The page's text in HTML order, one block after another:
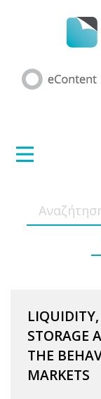
STORAGE
THE
MARKETS